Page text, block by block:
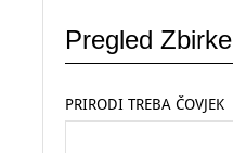
Pregled Zbirke
PRIRODI TREBA ČOVJEK